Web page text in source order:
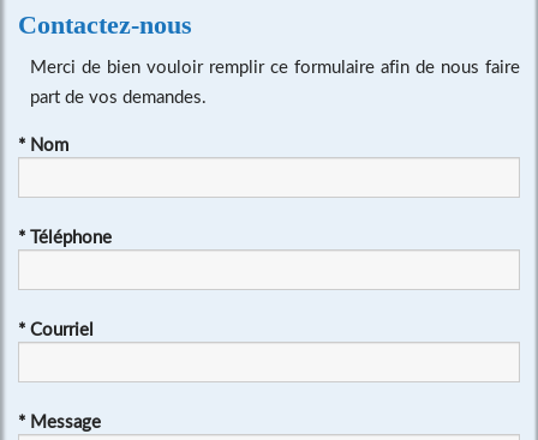
Contactez-nous
Merci de bien vouloir remplir ce formulaire afin de nous faire
part de vos demandes.
* Nom
* Téléphone
* Courriel
* Message